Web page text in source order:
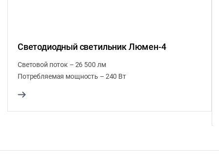
Светодиодный светильник Люмен-4
Световой поток – 26 500 лм
Потребляемая мощность – 240 Вт